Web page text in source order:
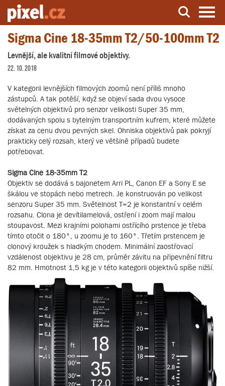
Server o natáčení a zpracování videa
Sigma Cine 18-35mm T2/50-100mm T2
Levnější, ale kvalitní filmové objektivy.
22. 10. 2018
V kategorii levnějších filmových zoomů není příliš mnoho
zástupců. A tak potěší, když se objeví sada dvou vysoce
světelných objektivů pro senzor velikosti Super 35 mm,
dodávaných spolu s bytelným transportním kufrem, které můžete
získat za cenu dvou pevných skel. Ohniska objektivů pak pokryjí
prakticky celý rozsah, který ve většině případů budete
potřebovat.
Sigma Cine 18-35mm T2
Objektiv se dodává s bajonetem Arri PL, Canon EF a Sony E se
škálou ve stopách nebo metrech. Je konstruován po velikost
senzoru Super 35 mm. Světelnost T=2 je konstantní v celém
rozsahu. Clona je devítilamelová, ostření i zoom mají malou
stoupavost. Mezi krajními polohami ostřícího prstence je třeba
tímto otočit o 180°, u zoomu je to 160°. Třetím prstencem je
clonový kroužek s hladkým chodem. Minimální zaostřovací
vzdálenost objektivu je 28 cm, průměr závitu na připevnění filtru
82 mm. Hmotnost 1,5 kg je v této kategorii objektivů spíše nižší.